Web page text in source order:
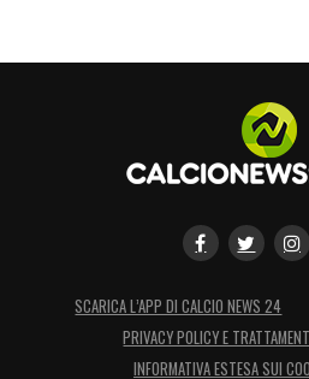
SCARICA L’APP DI CALCIO NEWS 24
PRIVACY POLICY E
INFORMATIVA ESTESA SUI